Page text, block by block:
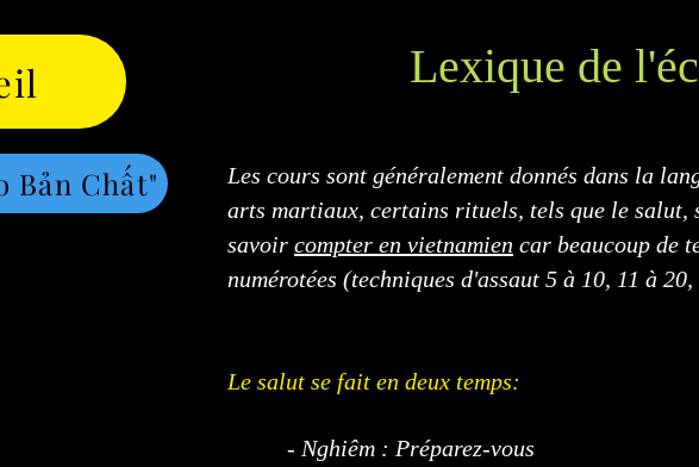
Bản Chất"
Lexique de
Les cours sont généralement donnés dans la
arts martiaux, certains rituels, tels que le salut,
savoir compter en vietnamien car beaucoup de
numérotées (techniques d'assaut 5 à 10, 11 à
Le salut se fait en deux temps:
- Nghiêm : Préparez-vous